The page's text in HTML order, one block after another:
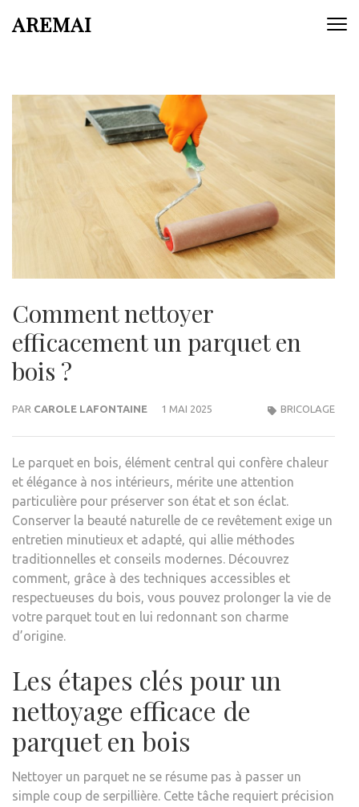
auAREMAI
Comment nettoyer
efficacement un parquet en
bois ?
PAR CAROLE LAFONTAINE 1 MAI 2025 BRICOLAGE
Le parquet en bois, élément central qui confère chaleur
et élégance à nos intérieurs, mérite une attention
particulière pour préserver son état et son éclat.
Conserver la beauté naturelle de ce revêtement exige un
entretien minutieux et adapté, qui allie méthodes
traditionnelles et conseils modernes. Découvrez
comment, grâce à des techniques accessibles et
respectueuses du bois, vous pouvez prolonger la vie de
votre parquet tout en lui redonnant son charme
d’origine.
Les étapes clés pour un
nettoyage efficace de
parquet en bois
Nettoyer un parquet ne se résume pas à passer un
simple coup de serpillière. Cette tâche requiert précision